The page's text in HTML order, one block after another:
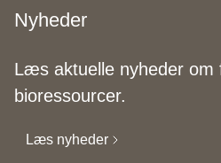
Nyheder
Læs aktuelle nyheder om
bioressourcer.
Læs nyheder